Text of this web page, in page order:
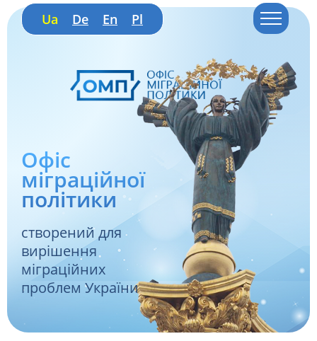
Ua De En Pl
Офіс
міграційної
політики
створений для
вирішення
міграційних
проблем України